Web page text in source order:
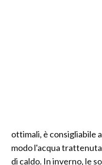
ottimali, è consigliabile
modo l'acqua
di caldo. In inverno, le